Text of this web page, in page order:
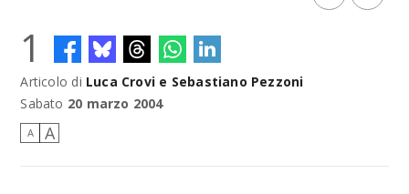
1
Articolo di Luca Crovi e Sebastiano Pezzoni
Sabato 20 marzo 2004
A A